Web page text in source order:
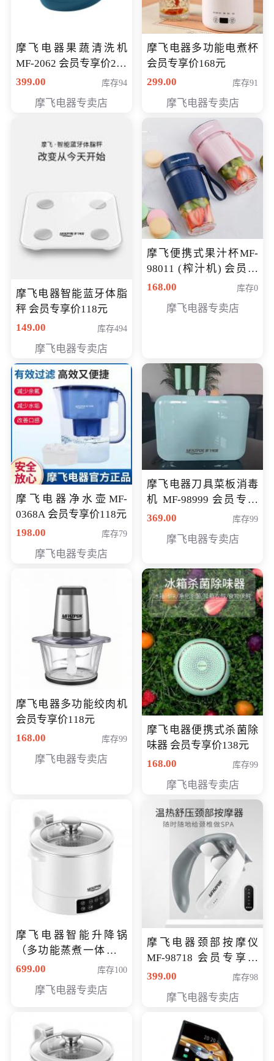
摩飞电器果蔬清洗机
MF-2062 会员专享价268
元
399.00 库存94
摩飞电器专卖店
摩飞电器多功能电煮杯
会员专享价168元
299.00
库存91
摩飞电器专卖店
摩飞电器智能蓝牙体脂
秤 会员专享价118元
149.00
库存494
摩飞电器专卖店
摩飞便携式果汁杯MF-
98011 (榨汁机) 会员专
享价138元
168.00 库存0
摩飞电器专卖店
摩飞电器净水壶MF-
0368A 会员专享价118元
198.00
库存79
摩飞电器专卖店
摩飞电器刀具菜板消毒
机 MF-98999 会员专享
价286元
369.00 库存99
摩飞电器专卖店
摩飞电器多功能绞肉机
会员专享价118元
168.00
库存99
摩飞电器专卖店
摩飞电器便携式杀菌除
味器 会员专享价138元
168.00
库存99
摩飞电器专卖店
摩飞电器智能升降锅
（多功能蒸煮一体锅）
（智能升降养生锅） 会
699.00 库存100
摩飞电器专卖店
摩飞电器颈部按摩仪
MF-98718 会员专享价
299元
399.00 库存98
摩飞电器专卖店